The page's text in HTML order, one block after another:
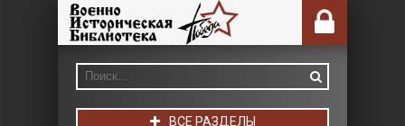
ВСЕ РАЗДЕЛЫ